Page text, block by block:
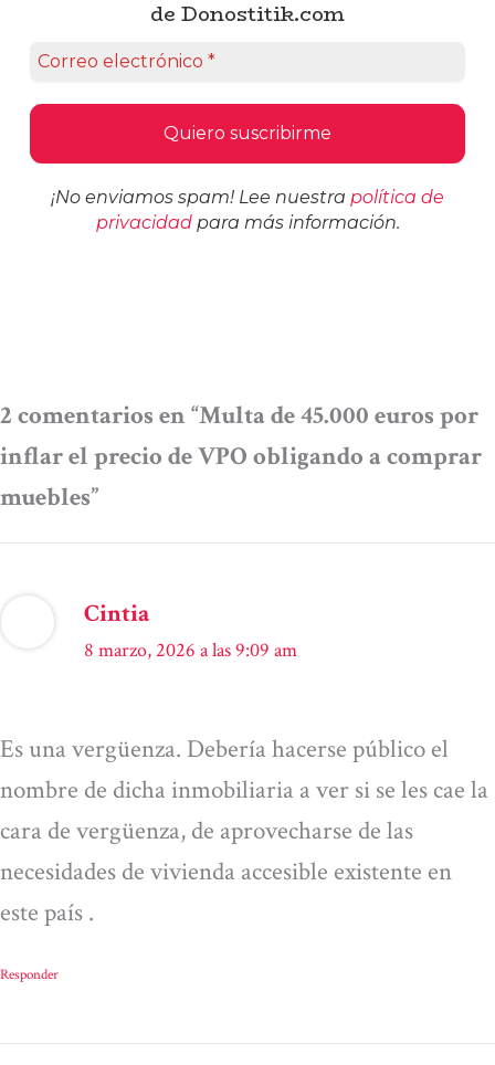
de Donostitik.com
¡No enviamos spam! Lee nuestra política de
privacidadpara más información.
2 comentarios en “Multa de 45.000 euros por
inflar el precio de VPO obligando a comprar
muebles”
Cintia
8 marzo, 2026 a las 9:09 am
Es una vergüenza. Debería hacerse público el
nombre de dicha inmobiliaria a ver si se les cae la
cara de vergüenza, de aprovecharse de las
necesidades de vivienda accesible existente en
este país .
Responder